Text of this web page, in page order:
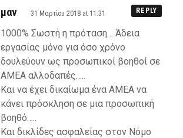
μαν 31 Μαρτίου 2018 at 11:31 REPLY
1000% Σωστή η πρόταση… Άδεια
εργασίας μόνο για όσο χρόνο
δουλεύουν ως προσωπικοί βοηθοί σε
ΑΜΕΑ αλλοδαπές…..
Και να έχει δικαίωμα ένα ΑΜΕΑ να
κάνει πρόσκληση σε μια προσωπική
βοηθό…..
Και δικλίδες ασφαλείας στον Νόμο